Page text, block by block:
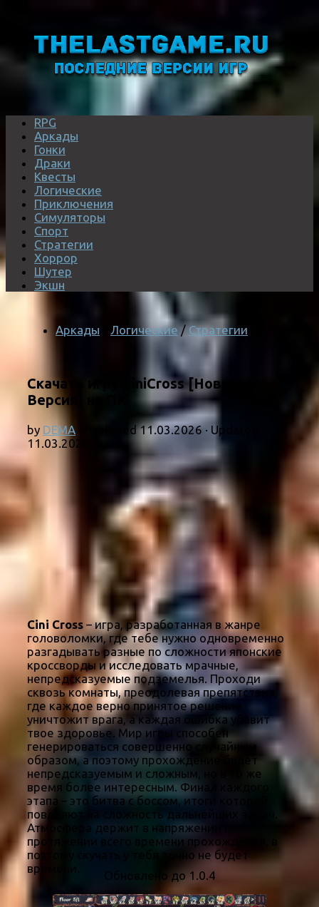
RPG
Аркады
Гонки
Драки
Квесты
Логические
Приключения
Симуляторы
Спорт
Стратегии
Хоррор
Шутер
Экшн
Аркады Логические / Стратегии
Скачать игру CiniCross [Новая
Версия] на ПК
by DEMA · Published11.03.2026· Updated
11.03.2026
Cini Cross – игра, разработанная в жанре
головоломки, где тебе нужно одновременно
разгадывать разные по сложности японские
кроссворды и исследовать мрачные,
непредсказуемые подземелья. Проходи
сквозь комнаты, преодолевая препятствия,
где каждое верно принятое решение
уничтожит врага, а каждая ошибка убавит
твое здоровье. Мир игры способен
генерироваться совершенно случайным
образом, а поэтому прохождение будет
непредсказуемым и сложным, но в то же
время более интересным. Финал каждого
этапа – это битва с боссом, итоги которой
повлияют на сложность дальнейших задач.
Атмосфера держит в напряжении на
протяжении всего времени прохождения, в
поэтому скучать у тебя точно не будет
времени.
Обновлено до 1.0.4